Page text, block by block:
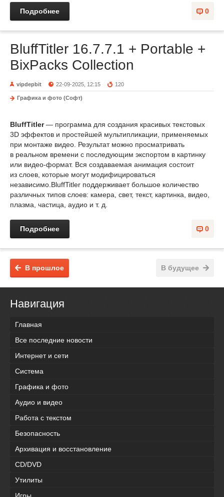
0
Подробнее
BluffTitler 16.7.7.1 + Portable +
BixPacks Collection
vipdepbit 22-09-2025, 12:15 120
Графика и фото (Софт)
BluffTitler— программа для создания красивых текстовых
3D эффектов и простейшей мультипликации, применяемых
при монтаже видео. Результат можно просматривать
в реальном времени с последующим экспортом в картинку
или видео-формат. Вся создаваемая анимация состоит
из слоев, которые могут модифицироваться
независимо.BluffTitler поддерживает большое количество
различных типов слоев: камера, свет, текст, картинка, видео,
плазма, частица, аудио и т. д.
0
Подробнее
В будущее
В прошлое
Навигация
Главная
Все последние новости
Интернет и сети
Система
Графика и фото
Аудио и видео
Работа с текстом
Безопасность
Архивация и восстановление
CD/DVD
Утилиты